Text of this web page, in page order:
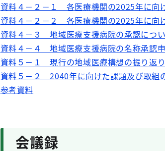
資料４－２－１ 各医療機関の2025年に向
資料４－２－２ 各医療機関の2025年に向
資料４－３ 地域医療支援病院の承認につ
資料４－４ 地域医療支援病院の名称承認申
資料５－１ 現行の地域医療構想の振り返り
資料５－２ 2040年に向けた課題及び取組
参考資料
会議録